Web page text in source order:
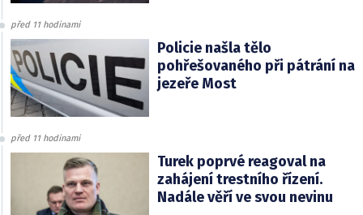
před 11 hodinami
Policie našla tělo
pohřešovaného při pátrání na
jezeře Most
před 11 hodinami
Turek poprvé reagoval na
zahájení trestního řízení.
Nadále věří ve svou nevinu